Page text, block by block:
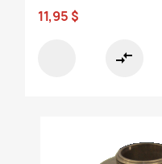
11,95 $
compare_arrows